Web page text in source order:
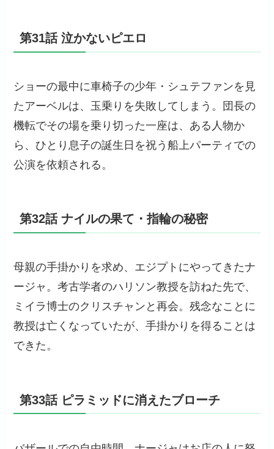
第31話 泣かないピエロ
ショーの最中に車椅子の少年・シュテファンを見
たアーベルは、玉乗りを失敗してしまう。団長の
機転でその場を乗り切った一座は、ある人物か
ら、ひとり息子の誕生日を祝う船上パーティでの
公演を依頼される。
第32話 ナイルの果て・指輪の秘密
母親の手掛かりを求め、エジプトにやってきたナ
ージャ。考古学者のハリソン教授を訪ねた先で、
ミイラ博士のクリスチャンと再会。残念なことに
教授は亡くなっていたが、手掛かりを得ることは
できた。
第33話 ピラミッドに消えたブローチ